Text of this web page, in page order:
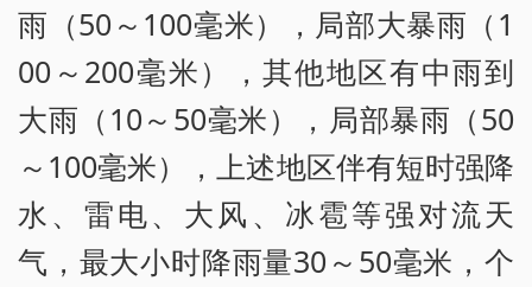
雨（50～100毫米），局部大暴雨（1
00～200毫米），其他地区有中雨到
大雨（10～50毫米），局部暴雨（50
～100毫米），上述地区伴有短时强降
水、雷电、大风、冰雹等强对流天
气，最大小时降雨量30～50毫米，个